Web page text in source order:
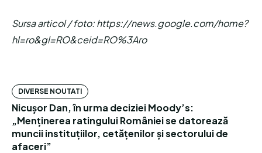
Sursa articol / foto: https://news.google.com/home?
hl=ro&gl=RO&ceid=RO%3Aro
DIVERSE NOUTATI
Nicușor Dan, în urma deciziei Moody’s:
„Menținerea ratingului României se datorează
muncii instituțiilor, cetățenilor și sectorului de
afaceri”